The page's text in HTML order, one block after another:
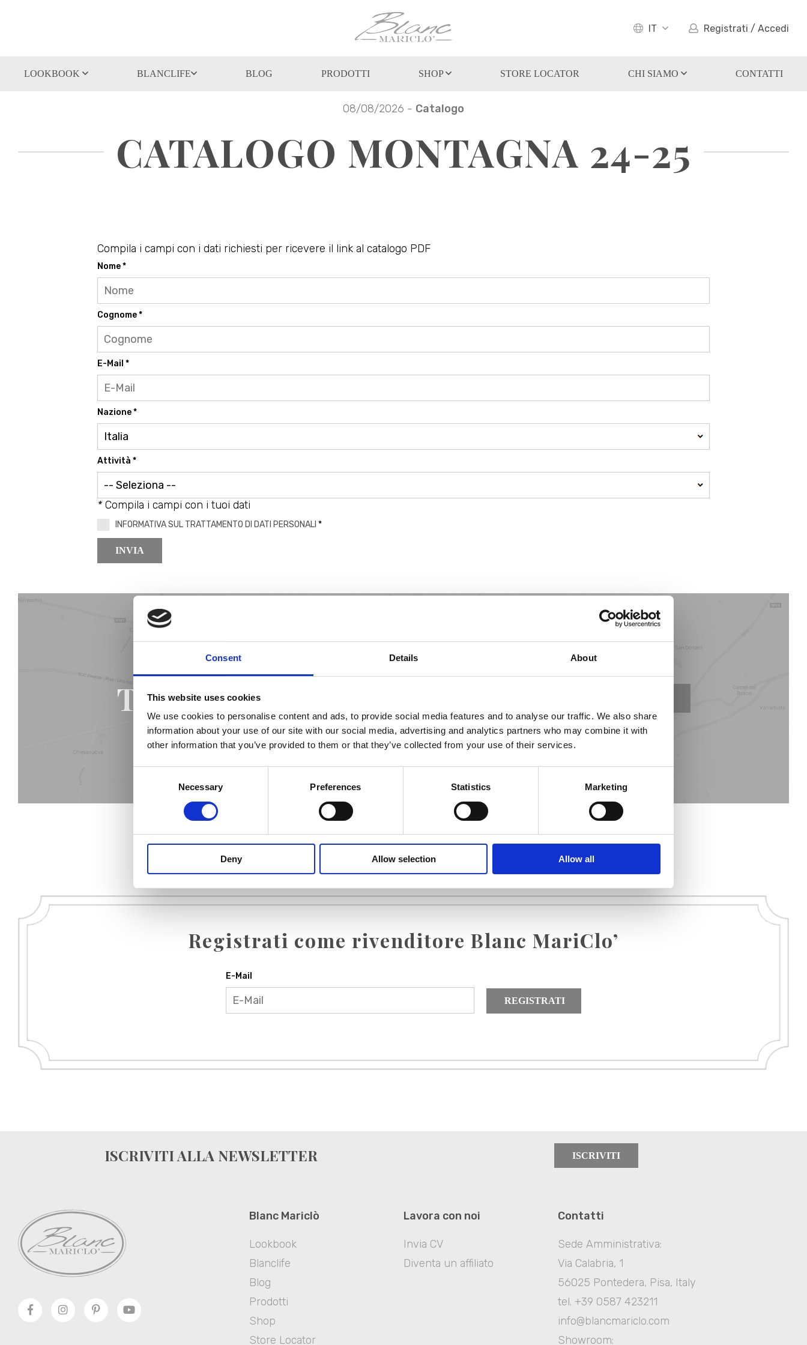
Consent Details About
This website uses cookies
We use cookies to personalise content and ads, to provide social media features and to analyse our traffic. We also share
information about your use of our site with our social media, advertising and analytics partners who may combine it with
other information that you’ve provided to them or that they’ve collected from your use of their services.
Necessary Preferences Statistics Marketing
Deny Allow selection Allow all
IT Registrati / Accedi
LOOKBOOK BLANCLIFE BLOG PRODOTTI SHOP STORE LOCATOR CHI SIAMO CONTATTI
08/08/2026 - Catalogo
CATALOGO MONTAGNA 24-25
Compila i campi con i dati richiesti per ricevere il link al catalogo PDF
Nome *
Cognome *
E-Mail *
Nazione *
Attività *
* Compila i campi con i tuoi dati
INFORMATIVA SUL TRATTAMENTO DI DATI PERSONALI *
INVIA
Trova il negozio più vicino a te
Registrati come rivenditore Blanc MariClo’
E-Mail
REGISTRATI
ISCRIVITI ALLA NEWSLETTER ISCRIVITI
Blanc Mariclò
Lookbook
Blanclife
Blog
Prodotti
Shop
Store Locator
Lavora con noi
Invia CV
Diventa un affiliato
Contatti
Sede Amministrativa:
Via Calabria, 1
56025 Pontedera, Pisa, Italy
tel. +39 0587 423211
info@blancmariclo.com
Showroom: